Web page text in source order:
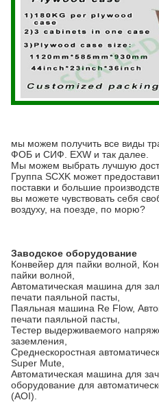
мы можем получить все виды
ФОБ и СИФ. EXW и так далее.
Мы можем выбрать лучшую
Группа SCXK может
поставки и большие
вы можете чувствовать себя
воздуху, на поезде, по морю?
Заводское оборудование
Конвейер для пайки волной,
пайки волной,
Автоматическая машина для
печати паяльной пасты,
Паяльная машина Re Flow,
печати паяльной пасты,
Тестер выдерживаемого
заземления,
Среднескоростная
Super Mute,
Автоматическая машина для
оборудование для
(AOI).